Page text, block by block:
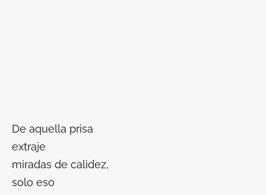
De aquella prisa
extraje
miradas de calidez,
solo eso